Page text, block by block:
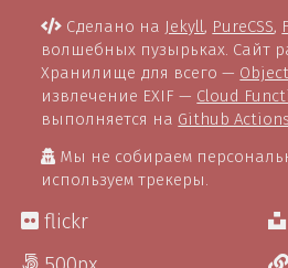
Сделано на Jekyll, PureCSS,
волшебных пузырьках. Сайт
Хранилище для всего —
извлечение EXIF — Cloud
выполняется на Github Actions
Мы не собираем
используем трекеры.
flickr